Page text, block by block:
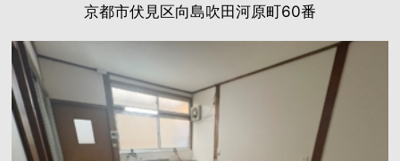
京都市伏見区向島吹田河原町60番